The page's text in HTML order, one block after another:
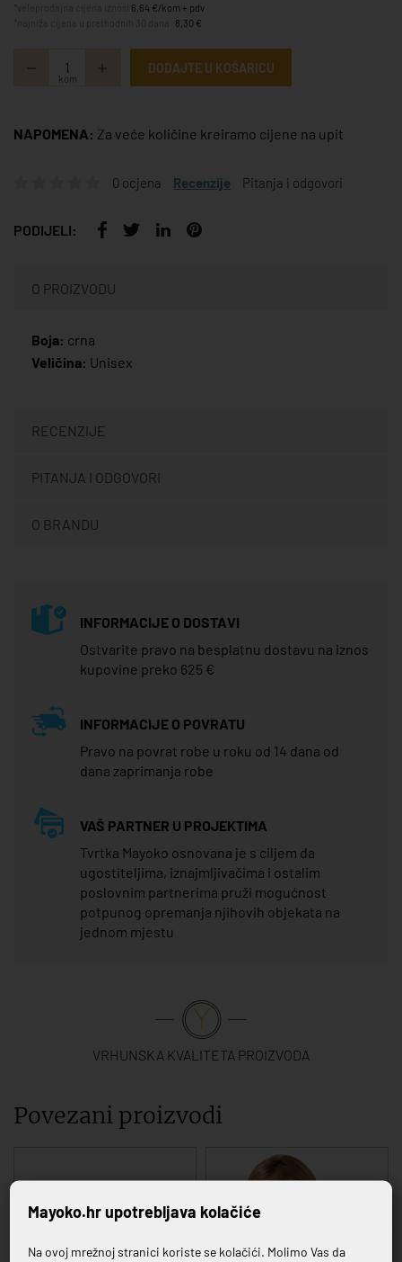
6,64 €/kom + pdv
8,30 €
kom
DODAJTE U KOŠARICU
NAPOMENA: Za veće količine kreiramo cijene na upit
0 ocjena Recenzije Pitanja i odgovori
PODIJELI:
O PROIZVODU
Boja: crna
Veličina: Unisex
RECENZIJE
PITANJA I ODGOVORI
O BRANDU
INFORMACIJE O DOSTAVI
Ostvarite pravo na besplatnu dostavu na iznos
kupovine preko 625 €
INFORMACIJE O POVRATU
Pravo na povrat robe u roku od 14 dana od
dana zaprimanja robe
VAŠ PARTNER U PROJEKTIMA
Tvrtka Mayoko osnovana je s ciljem da
ugostiteljima, iznajmljivačima i ostalim
poslovnim partnerima pruži mogućnost
potpunog opremanja njihovih objekata na
jednom mjestu
VRHUNSKA KVALITETA PROIZVODA
Povezani proizvodi
Mayoko.hr upotrebljava kolačiće
Na ovoj mrežnoj stranici koriste se kolačići. Molimo Vas da